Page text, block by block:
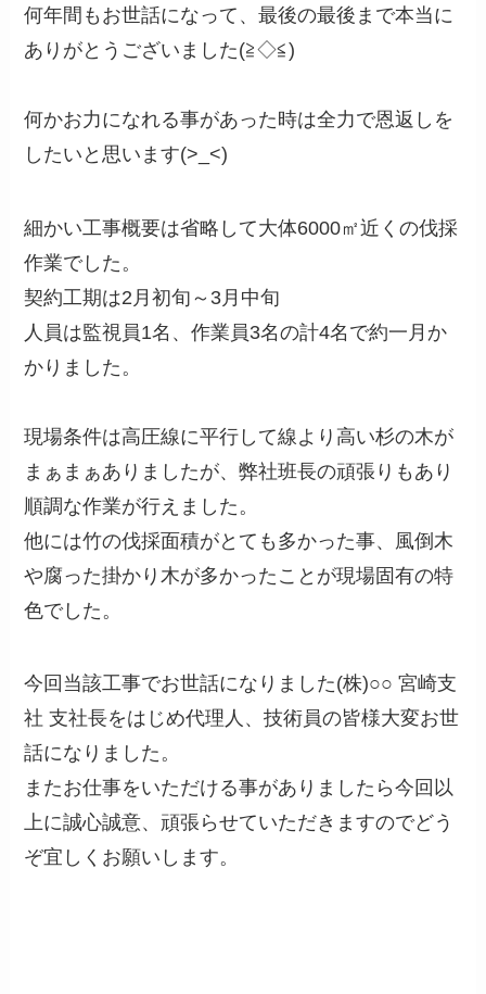
何年間もお世話になって、最後の最後まで本当に
ありがとうございました(≧◇≦)
何かお力になれる事があった時は全力で恩返しを
したいと思います(>_<)
細かい工事概要は省略して大体6000㎡近くの伐採
作業でした。
契約工期は2月初旬～3月中旬
人員は監視員1名、作業員3名の計4名で約一月か
かりました。
現場条件は高圧線に平行して線より高い杉の木が
まぁまぁありましたが、弊社班長の頑張りもあり
順調な作業が行えました。
他には竹の伐採面積がとても多かった事、風倒木
や腐った掛かり木が多かったことが現場固有の特
色でした。
今回当該工事でお世話になりました(株)○○ 宮崎支
社 支社長をはじめ代理人、技術員の皆様大変お世
話になりました。
またお仕事をいただける事がありましたら今回以
上に誠心誠意、頑張らせていただきますのでどう
ぞ宜しくお願いします。